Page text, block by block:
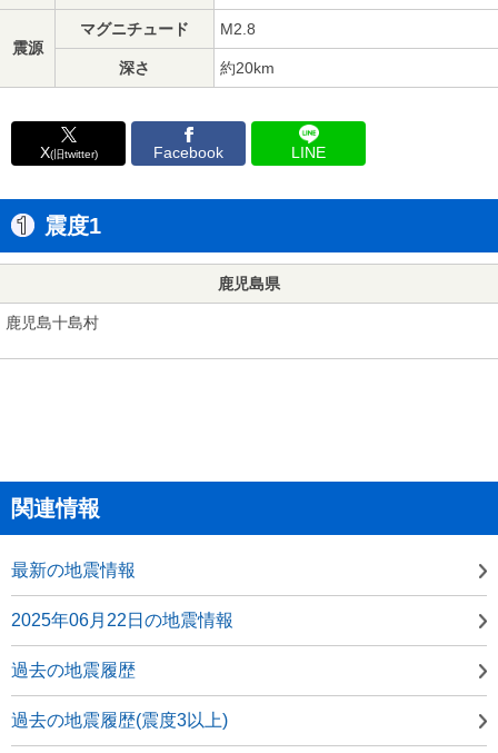
震源
マグニチュード M2.8
深さ 約20km
X(旧twitter) Facebook LINE
震度1
鹿児島県
鹿児島十島村
関連情報
最新の地震情報
2025年06月22日の地震情報
過去の地震履歴
過去の地震履歴(震度3以上)